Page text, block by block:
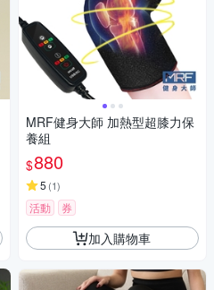
MRF健身大師 加熱型超膝力保
養組
$880
5 (1)
活動 券
加入購物車